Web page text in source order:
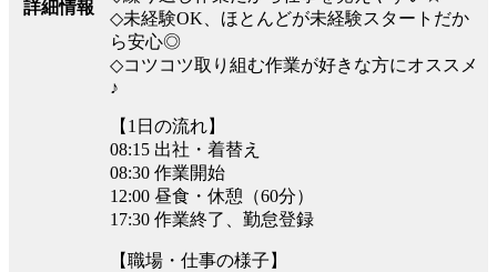
詳細情報
◇未経験OK、ほとんどが未経験スタートだか
ら安心◎
◇コツコツ取り組む作業が好きな方にオススメ
♪
【1日の流れ】
08:15 出社・着替え
08:30 作業開始
12:00 昼食・休憩（60分）
17:30 作業終了、勤怠登録
【職場・仕事の様子】